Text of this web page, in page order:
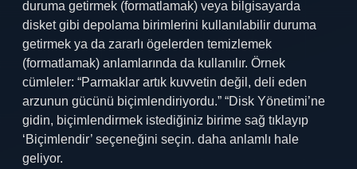
duruma getirmek (formatlamak) veya bilgisayarda
disket gibi depolama birimlerini kullanılabilir duruma
getirmek ya da zararlı ögelerden temizlemek
(formatlamak) anlamlarında da kullanılır. Örnek
cümleler: “Parmaklar artık kuvvetin değil, deli eden
arzunun gücünü biçimlendiriyordu.” “Disk Yönetimi’ne
gidin, biçimlendirmek istediğiniz birime sağ tıklayıp
‘Biçimlendir’ seçeneğini seçin. daha anlamlı hale
geliyor.